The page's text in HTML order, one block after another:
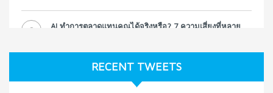
3
AI ทำการตลาดแทนคุณได้จริงหรือ? 7 ความเสี่ยงที่หลาย
NO COMMENTSRECENT TWEETS